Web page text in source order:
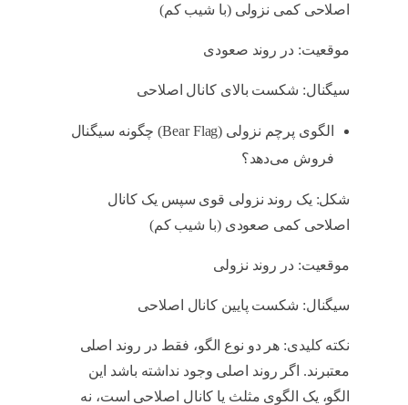
اصلاحی کمی نزولی (با شیب کم)
موقعیت: در روند صعودی
سیگنال: شکست بالای کانال اصلاحی
الگوی پرچم نزولی (Bear Flag) چگونه سیگنال
فروش می‌دهد؟
شکل: یک روند نزولی قوی سپس یک کانال
اصلاحی کمی صعودی (با شیب کم)
موقعیت: در روند نزولی
سیگنال: شکست پایین کانال اصلاحی
نکته کلیدی: هر دو نوع الگو، فقط در روند اصلی
معتبرند. اگر روند اصلی وجود نداشته باشد این
الگو، یک الگوی مثلث یا کانال اصلاحی است، نه